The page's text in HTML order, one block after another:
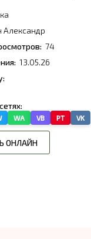
Александр
74
13.05.26
WA VB PT VK
ОНЛАЙН